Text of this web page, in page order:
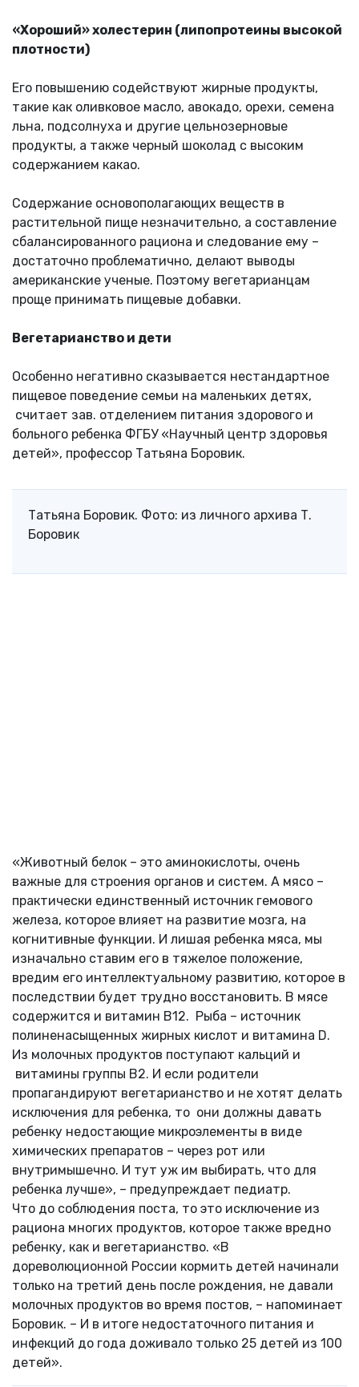
«Хороший» холестерин (липопротеины высокой
плотности)
Его повышению содействуют жирные продукты,
такие как оливковое масло, авокадо, орехи, семена
льна, подсолнуха и другие цельнозерновые
продукты, а также черный шоколад с высоким
содержанием какао.
Содержание основополагающих веществ в
растительной пище незначительно, а составление
сбалансированного рациона и следование ему –
достаточно проблематично, делают выводы
американские ученые. Поэтому вегетарианцам
проще принимать пищевые добавки.
Вегетарианство и дети
Особенно негативно сказывается нестандартное
пищевое поведение семьи на маленьких детях,
считает зав. отделением питания здорового и
больного ребенка ФГБУ «Научный центр здоровья
детей», профессор Татьяна Боровик.
Татьяна Боровик. Фото: из личного архива Т.
Боровик
«Животный белок – это аминокислоты, очень
важные для строения органов и систем. А мясо –
практически единственный источник гемового
железа, которое влияет на развитие мозга, на
когнитивные функции. И лишая ребенка мяса, мы
изначально ставим его в тяжелое положение,
вредим его интеллектуальному развитию, которое в
последствии будет трудно восстановить. В мясе
содержится и витамин В12. Рыба – источник
полиненасыщенных жирных кислот и витамина D.
Из молочных продуктов поступают кальций и
витамины группы В2. И если родители
пропагандируют вегетарианство и не хотят делать
исключения для ребенка, то они должны давать
ребенку недостающие микроэлементы в виде
химических препаратов – через рот или
внутримышечно. И тут уж им выбирать, что для
ребенка лучше», – предупреждает педиатр.
Что до соблюдения поста, то это исключение из
рациона многих продуктов, которое также вредно
ребенку, как и вегетарианство. «В
дореволюционной России кормить детей начинали
только на третий день после рождения, не давали
молочных продуктов во время постов, – напоминает
Боровик. – И в итоге недостаточного питания и
инфекций до года доживало только 25 детей из 100
детей».